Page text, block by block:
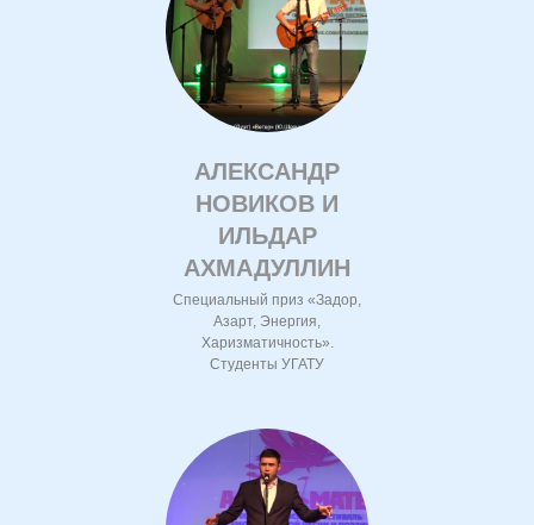
АЛЕКСАНДР
НОВИКОВ И
ИЛЬДАР
АХМАДУЛЛИН
Специальный приз «Задор,
Азарт, Энергия,
Харизматичность».
Студенты УГАТУ